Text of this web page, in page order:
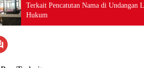
Terkait Pencatutan Nama di Undangan
Hukum